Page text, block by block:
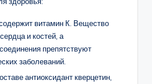
витамин К. Вещество
и костей, а
препятствуют
заболеваний.
антиоксидант кверцетин,